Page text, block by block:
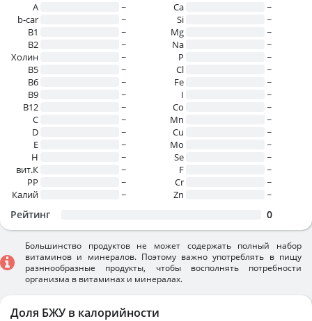
A
~
b-car
~
В1
~
B2
~
Холин
~
B5
~
B6
~
B9
~
B12
~
C
~
D
~
E
~
H
~
вит.К
~
PP
~
Калий
~
Ca
~
Si
~
Mg
~
Na
~
P
~
Cl
~
Fe
~
I
~
Co
~
Mn
~
Cu
~
Mo
~
Se
~
F
~
Cr
~
Zn
~
Рейтинг 0
Большинство продуктов не может содержать полный набор
витаминов и минералов. Поэтому важно употреблять в пищу
разннообразные продукты, чтобы восполнять потребности
организма в витаминах и минералах.
Доля БЖУ в калорийности